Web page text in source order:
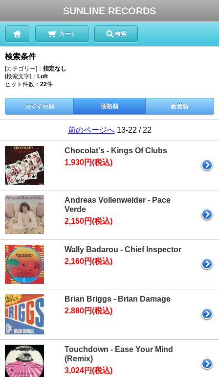
SUNLINE RECORDS
カート 検索
検索条件
[カテゴリー]： 指定なし
[検索文字]： Loft
ヒット件数： 22件
おすすめ順 価格順 新着順
前のページへ13-22 / 22
Chocolat's - Kings Of Clubs
1,930円(税込)
Andreas Vollenweider - Pace
Verde
2,150円(税込)
Wally Badarou - Chief Inspector
2,160円(税込)
Brian Briggs - Brian Damage
2,880円(税込)
Touchdown - Ease Your Mind
(Remix)
3,024円(税込)